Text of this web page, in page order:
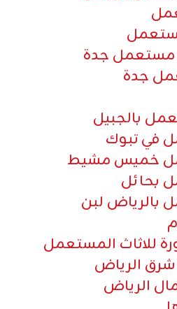
مستعمل جدة
جدة
بالجبيل
في تبوك
خميس مشيط
بحائل
بالرياض لبن
للاثاث المستعمل
شرق الرياض
الرياض